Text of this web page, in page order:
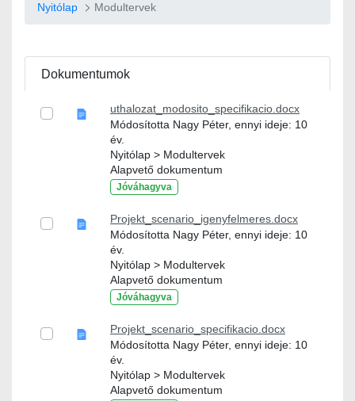
Nyitólap Modultervek
Dokumentumok
uthalozat_modosito_specifikacio.docx
Módosította Nagy Péter, ennyi ideje: 10
év.
Nyitólap > Modultervek
Alapvető dokumentum
Jóváhagyva
Projekt_scenario_igenyfelmeres.docx
Módosította Nagy Péter, ennyi ideje: 10
év.
Nyitólap > Modultervek
Alapvető dokumentum
Jóváhagyva
Projekt_scenario_specifikacio.docx
Módosította Nagy Péter, ennyi ideje: 10
év.
Nyitólap > Modultervek
Alapvető dokumentum